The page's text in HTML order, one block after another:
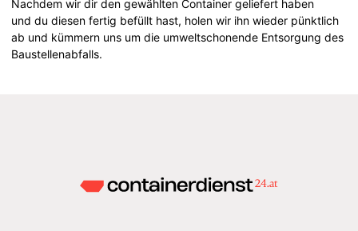
Nachdem wir dir den gewählten Container geliefert haben
und du diesen fertig befüllt hast, holen wir ihn wieder pünktlich
ab und kümmern uns um die umweltschonende Entsorgung des
Baustellenabfalls.